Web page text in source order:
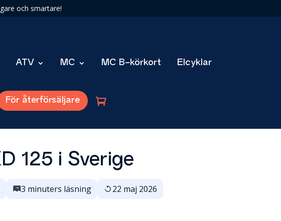
och smartare!
ATV MC MC B-körkort Elcyklar
För återförsäljare
125 i Sverige
3 minuters läsning 22 maj 2026